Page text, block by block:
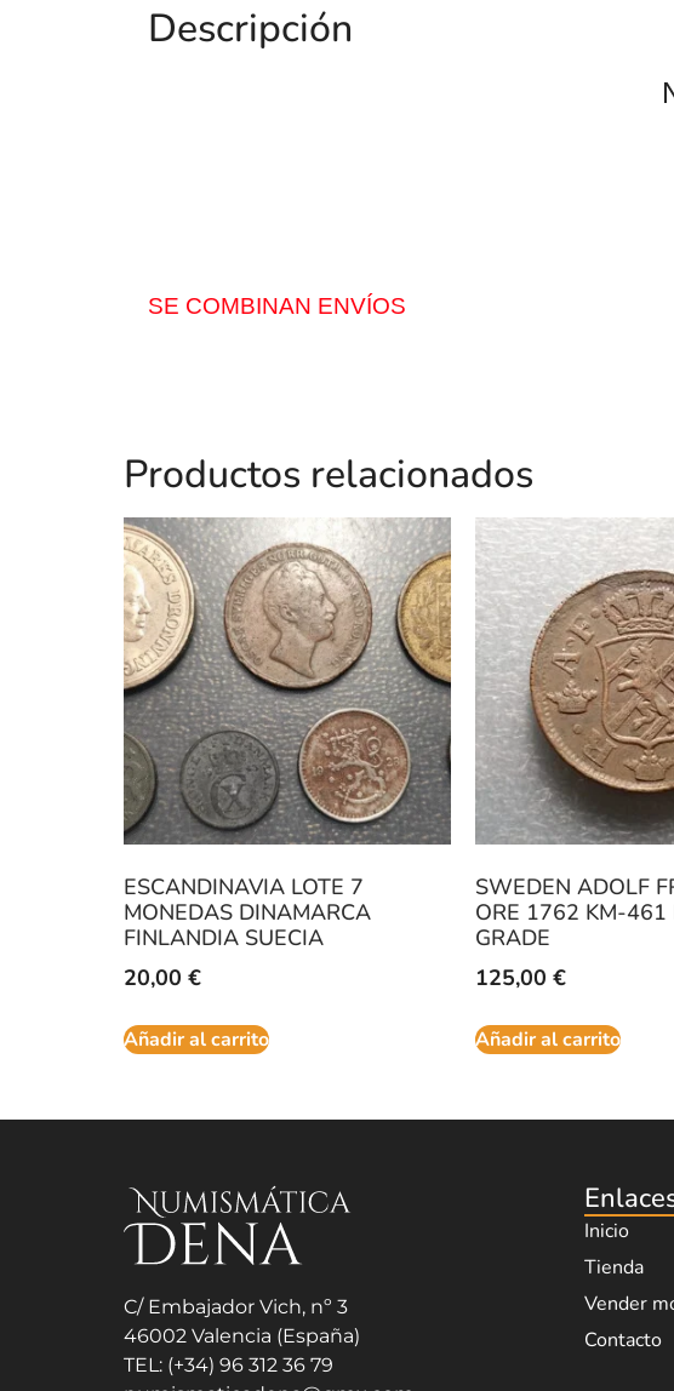
Descripción
SE COMBINAN ENVÍOS
Productos relacionados
ESCANDINAVIA LOTE 7
MONEDAS DINAMARCA
FINLANDIA SUECIA
20,00 €
Añadir al carrito
SWEDEN ADOLF
ORE 1762 KM-461
GRADE
125,00 €
Añadir al carrito
C/ Embajador Vich, nº 3
46002 Valencia (España)
TEL: (+34) 96 312 36 79
Inicio
Tienda
Vender
Contacto